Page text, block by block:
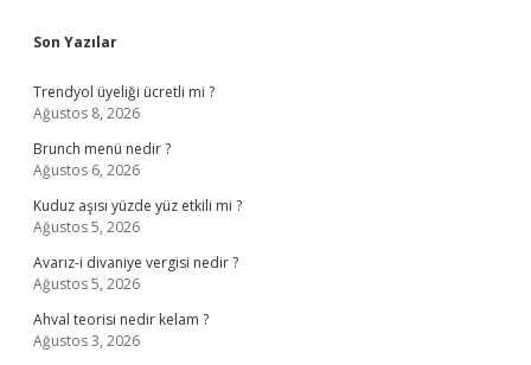
Sidebar
Son Yazılar
Trendyol üyeliği ücretli mi ?
Ağustos 8, 2026
Brunch menü nedir ?
Ağustos 6, 2026
Kuduz aşısı yüzde yüz etkili mi ?
Ağustos 5, 2026
Avarız-i divaniye vergisi nedir ?
Ağustos 5, 2026
Ahval teorisi nedir kelam ?
Ağustos 3, 2026